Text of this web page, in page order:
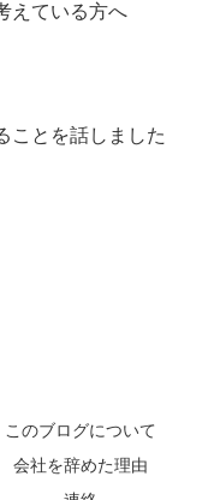
えている方へ
ことを話しました
このブログについて
会社を辞めた理由